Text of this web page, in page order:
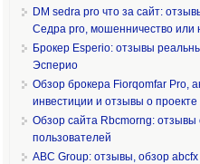
DM sedra pro что за сайт:
Седра pro, мошенничество или
Брокер Esperio: отзывы
Эсперио
Обзор брокера Fiorqomfar Pro,
инвестиции и отзывы о
Обзор сайта Rbcmorng:
пользователей
ABC Group: отзывы, обзор abcfx